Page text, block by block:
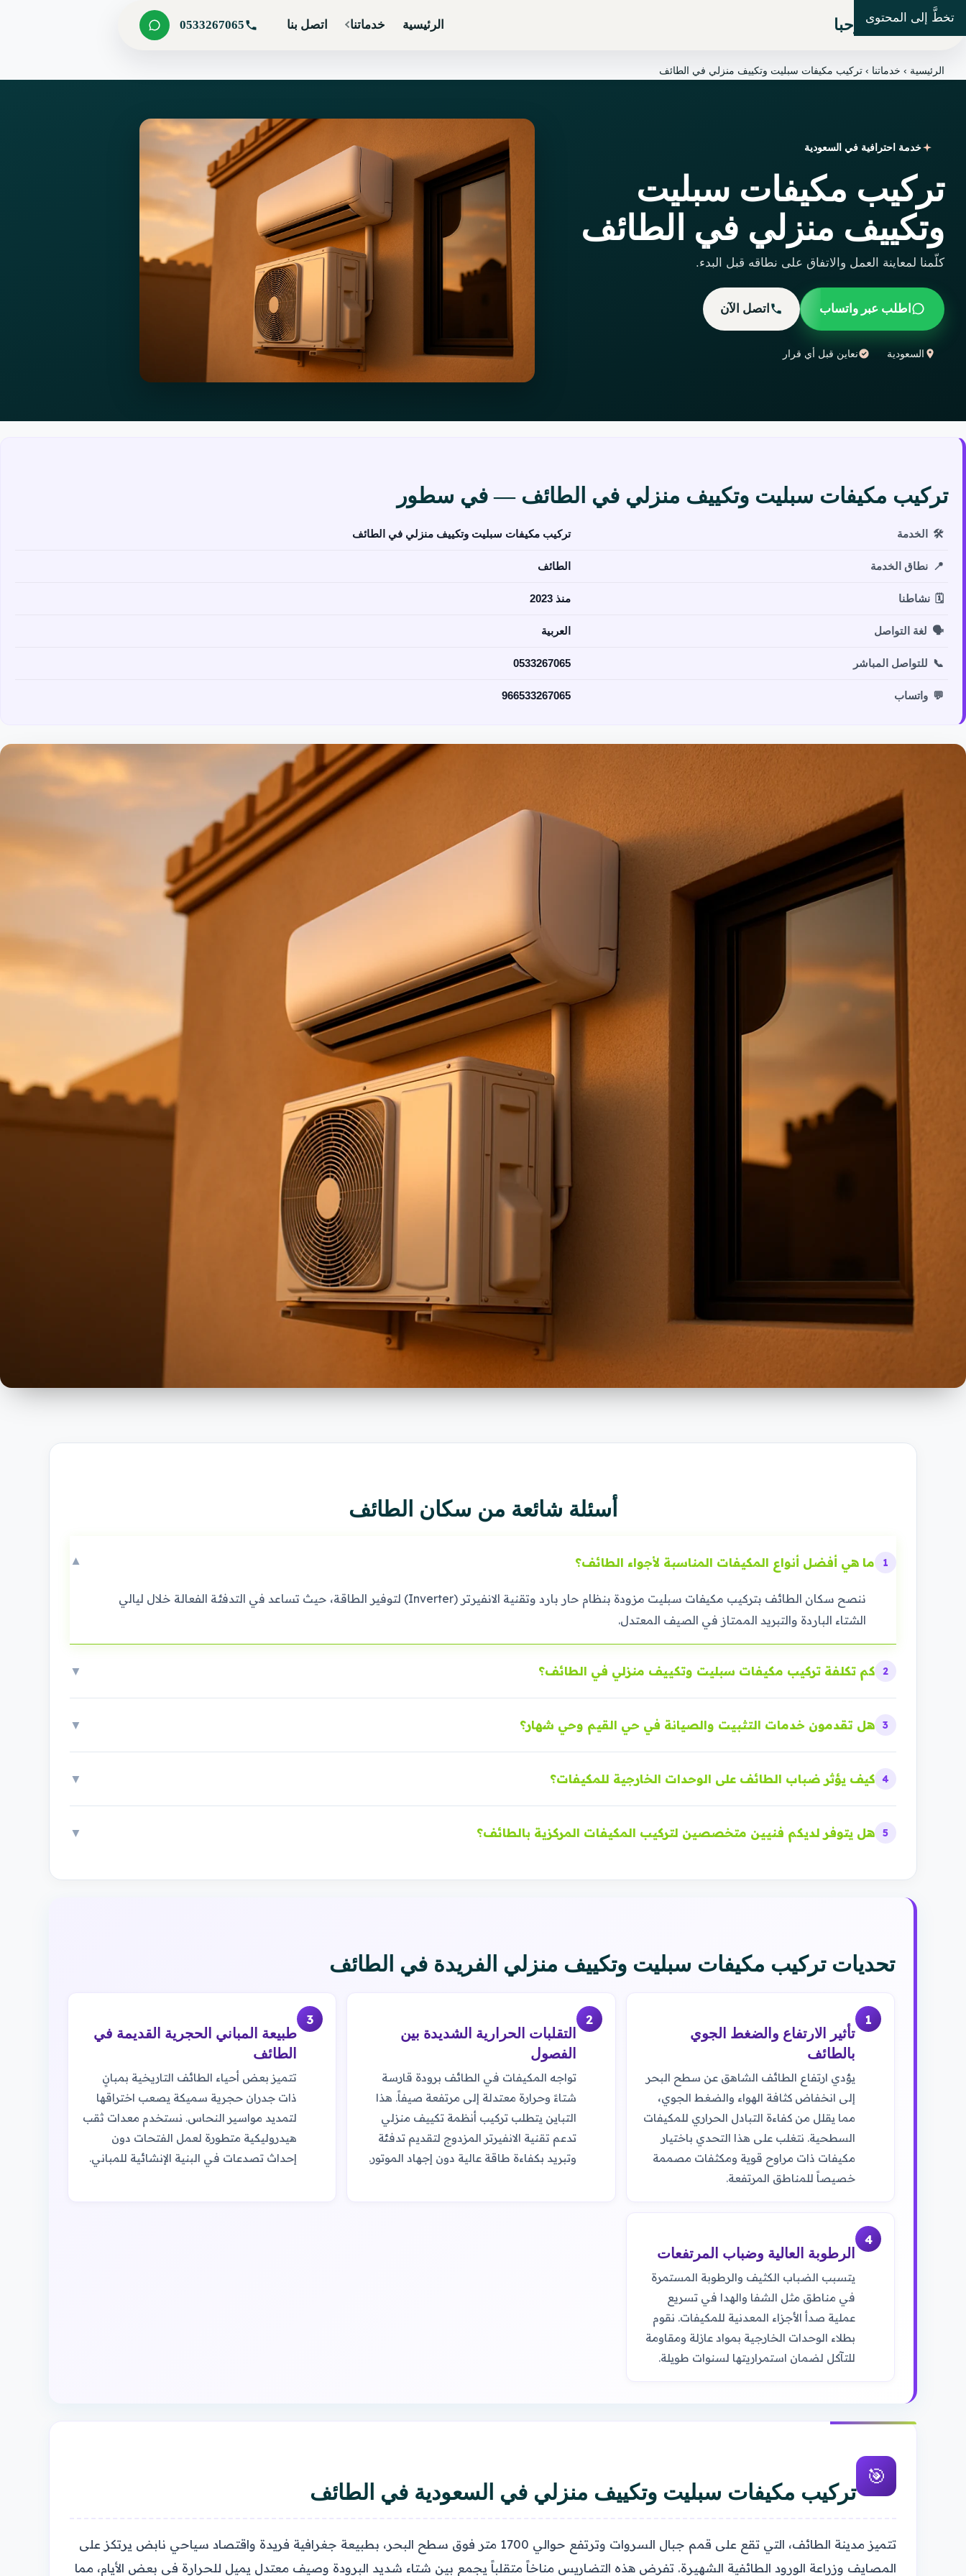
تخطَّ إلى المحتوى
شركة مرحبا الرئيسية خدماتنا اتصل بنا 0533267065
الرئيسية › خدماتنا › تركيب مكيفات سبليت وتكييف منزلي في الطائف
خدمة احترافية في السعودية
تركيب مكيفات سبليت
وتكييف منزلي في الطائف
كلّمنا لمعاينة العمل والاتفاق على نطاقه قبل البدء.
اطلب عبر واتساب اتصل الآن
السعودية نعاين قبل أي قرار
تركيب مكيفات سبليت وتكييف منزلي في الطائف — في سطور
🛠️ الخدمة تركيب مكيفات سبليت وتكييف منزلي في الطائف
📍 نطاق الخدمة الطائف
🗓️ نشاطنا منذ 2023
🗣️ لغة التواصل العربية
📞 للتواصل المباشر 0533267065
💬 واتساب 966533267065
أسئلة شائعة من سكان الطائف
1 ما هي أفضل أنواع المكيفات المناسبة لأجواء الطائف؟ ▼
ننصح سكان الطائف بتركيب مكيفات سبليت مزودة بنظام حار بارد وتقنية الانفيرتر (Inverter) لتوفير الطاقة، حيث تساعد في التدفئة الفعالة خلال ليالي
الشتاء الباردة والتبريد الممتاز في الصيف المعتدل.
2 كم تكلفة تركيب مكيفات سبليت وتكييف منزلي في الطائف؟ ▼
3 هل تقدمون خدمات التثبيت والصيانة في حي القيم وحي شهار؟ ▼
4 كيف يؤثر ضباب الطائف على الوحدات الخارجية للمكيفات؟ ▼
5 هل يتوفر لديكم فنيين متخصصين لتركيب المكيفات المركزية بالطائف؟ ▼
تحديات تركيب مكيفات سبليت وتكييف منزلي الفريدة في الطائف
1
تأثير الارتفاع والضغط الجوي
بالطائف
يؤدي ارتفاع الطائف الشاهق عن سطح البحر
إلى انخفاض كثافة الهواء والضغط الجوي،
مما يقلل من كفاءة التبادل الحراري للمكيفات
السطحية. نتغلب على هذا التحدي باختيار
مكيفات ذات مراوح قوية ومكثفات مصممة
خصيصاً للمناطق المرتفعة.
2
التقلبات الحرارية الشديدة بين
الفصول
تواجه المكيفات في الطائف برودة قارسة
شتاءً وحرارة معتدلة إلى مرتفعة صيفاً. هذا
التباين يتطلب تركيب أنظمة تكييف منزلي
تدعم تقنية الانفيرتر المزدوج لتقديم تدفئة
وتبريد بكفاءة طاقة عالية دون إجهاد الموتور.
3
طبيعة المباني الحجرية القديمة في
الطائف
تتميز بعض أحياء الطائف التاريخية بمبانٍ
ذات جدران حجرية سميكة يصعب اختراقها
لتمديد مواسير النحاس. نستخدم معدات ثقب
هيدروليكية متطورة لعمل الفتحات دون
إحداث تصدعات في البنية الإنشائية للمباني.
4
الرطوبة العالية وضباب المرتفعات
يتسبب الضباب الكثيف والرطوبة المستمرة
في مناطق مثل الشفا والهدا في تسريع
عملية صدأ الأجزاء المعدنية للمكيفات. نقوم
بطلاء الوحدات الخارجية بمواد عازلة ومقاومة
للتآكل لضمان استمراريتها لسنوات طويلة.
🎯
تركيب مكيفات سبليت وتكييف منزلي في السعودية في الطائف
تتميز مدينة الطائف، التي تقع على قمم جبال السروات وترتفع حوالي 1700 متر فوق سطح البحر، بطبيعة جغرافية فريدة واقتصاد سياحي نابض يرتكز على
المصايف وزراعة الورود الطائفية الشهيرة. تفرض هذه التضاريس مناخاً متقلباً يجمع بين شتاء شديد البرودة وصيف معتدل يميل للحرارة في بعض الأيام، مما